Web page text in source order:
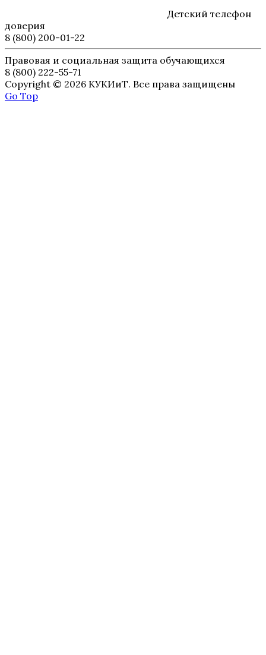
Детский телефон
доверия
8 (800) 200-01-22
Правовая и социальная защита обучающихся
8 (800) 222-55-71
Copyright © 2026 КУКИиТ. Все права защищены
Go Top